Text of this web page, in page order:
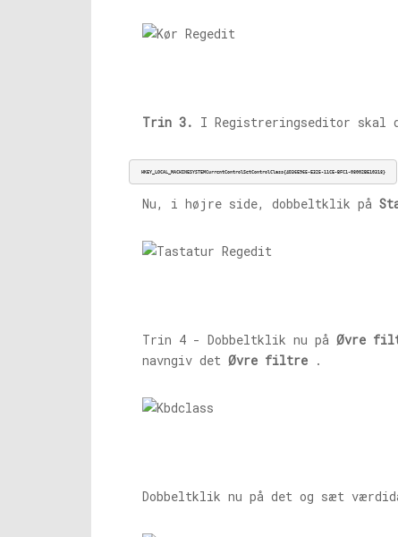
Trin 3. I Registreringseditor skal
HKEY_LOCAL_MACHINESYSTEMCurrentControlSetControlClass{4D36E965-E325-11CE-BFC1-08002BE10318}
Nu, i højre side, dobbeltklik på
Trin 4 - Dobbeltklik nu på Øvre
navngiv det Øvre filtre .
Dobbeltklik nu på det og sæt